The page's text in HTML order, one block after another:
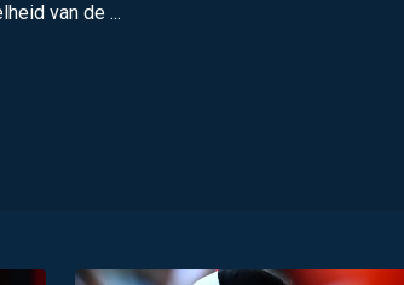
van de ...